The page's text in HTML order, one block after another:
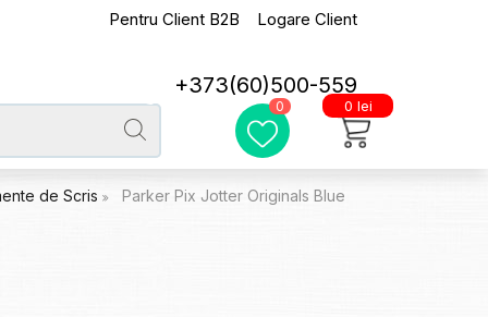
Pentru Client B2B Logare Client
+373(60)500-559
0 0 lei
de Scris Parker Pix Jotter Originals Blue